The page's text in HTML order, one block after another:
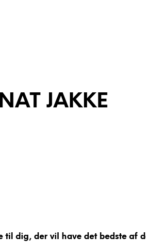
JAKKE
til dig, der vil have det bedste af